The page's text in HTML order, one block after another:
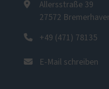
Allersstraße 39
27572
+49 (471) 78135
E-Mail schreiben